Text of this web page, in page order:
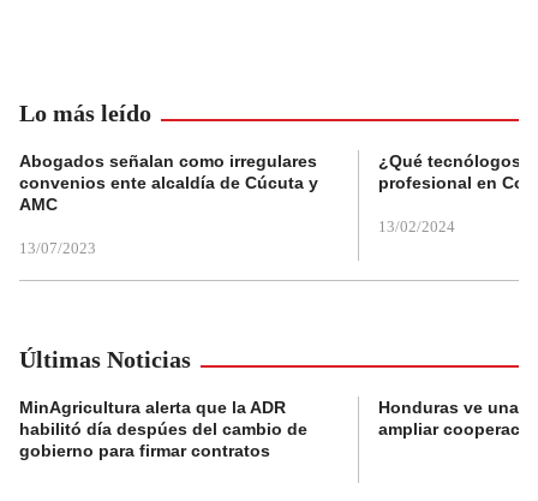
Lo más leído
Abogados señalan como irregulares
convenios ente alcaldía de Cúcuta y
AMC
13/07/2023
¿Qué tecnólogos
profesional en
13/02/2024
Últimas Noticias
MinAgricultura alerta que la ADR
habilitó día despúes del cambio de
gobierno para firmar contratos
Honduras ve una
ampliar